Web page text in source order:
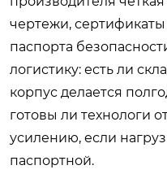
чертежи,
паспорта
логистику: есть ли
корпус делается
готовы ли технологи
усилению, если
паспортной.